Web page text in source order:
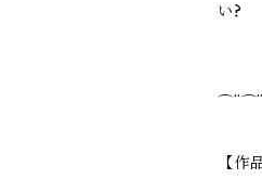
い?
【作